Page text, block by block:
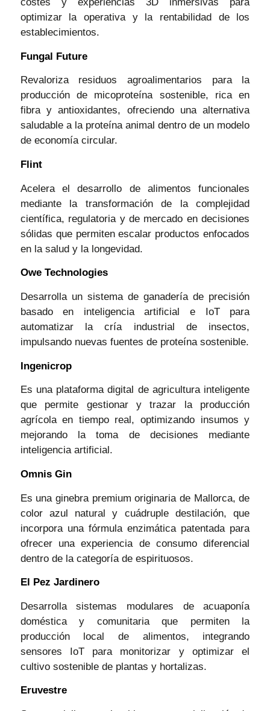
optimizar la operativa y la rentabilidad de los
establecimientos.
Fungal Future
Revaloriza residuos agroalimentarios para la
producción de micoproteína sostenible, rica en
fibra y antioxidantes, ofreciendo una alternativa
saludable a la proteína animal dentro de un modelo
de economía circular.
Flint
Acelera el desarrollo de alimentos funcionales
mediante la transformación de la complejidad
científica, regulatoria y de mercado en decisiones
sólidas que permiten escalar productos enfocados
en la salud y la longevidad.
Owe Technologies
Desarrolla un sistema de ganadería de precisión
basado en inteligencia artificial e IoT para
automatizar la cría industrial de insectos,
impulsando nuevas fuentes de proteína sostenible.
Ingenicrop
Es una plataforma digital de agricultura inteligente
que permite gestionar y trazar la producción
agrícola en tiempo real, optimizando insumos y
mejorando la toma de decisiones mediante
inteligencia artificial.
Omnis Gin
Es una ginebra premium originaria de Mallorca, de
color azul natural y cuádruple destilación, que
incorpora una fórmula enzimática patentada para
ofrecer una experiencia de consumo diferencial
dentro de la categoría de espirituosos.
El Pez Jardinero
Desarrolla sistemas modulares de acuaponía
doméstica y comunitaria que permiten la
producción local de alimentos, integrando
sensores IoT para monitorizar y optimizar el
cultivo sostenible de plantas y hortalizas.
Eruvestre